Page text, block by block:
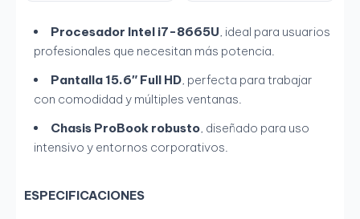
Procesador Intel i7-8665U, ideal para usuarios
profesionales que necesitan más potencia.
Pantalla 15.6″ Full HD, perfecta para trabajar
con comodidad y múltiples ventanas.
Chasis ProBook robusto, diseñado para uso
intensivo y entornos corporativos.
ESPECIFICACIONES